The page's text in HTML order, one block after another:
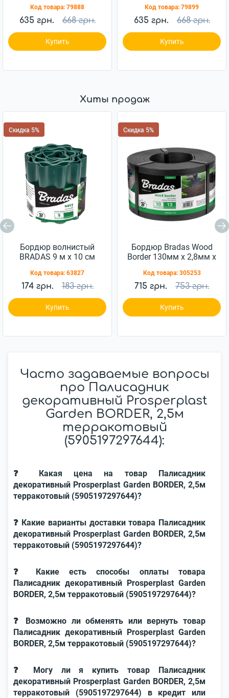
Код товара: 79888
635 грн. 668 грн.
Купить
Код товара: 79899
635 грн. 668 грн.
Купить
Хиты продаж
Скидка 5%
Бордюр волнистый
BRADAS 9 м x 10 см
Код товара: 63827
174 грн. 183 грн.
Купить
Скидка 5%
Бордюр Bradas Wood
Border 130мм x 2,8мм x
(OBWBK1013)
Код товара: 305253
715 грн. 753 грн.
Купить
Часто задаваемые вопросы
про Палисадник
декоративный Prosperplast
Garden BORDER, 2,5м
терракотовый
(5905197297644):
❓ Какая цена на товар Палисадник
декоративный Prosperplast Garden BORDER, 2,5м
терракотовый (5905197297644)?
❓ Какие варианты доставки товара Палисадник
декоративный Prosperplast Garden BORDER, 2,5м
терракотовый (5905197297644)?
❓ Какие есть способы оплаты товара
Палисадник декоративный Prosperplast Garden
BORDER, 2,5м терракотовый (5905197297644)?
❓ Возможно ли обменять или вернуть товар
Палисадник декоративный Prosperplast Garden
BORDER, 2,5м терракотовый (5905197297644)?
❓ Могу ли я купить товар Палисадник
декоративный Prosperplast Garden BORDER, 2,5м
терракотовый (5905197297644) в кредит или